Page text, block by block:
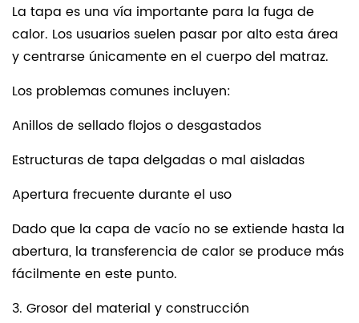
La tapa es una vía importante para la fuga de
calor. Los usuarios suelen pasar por alto esta área
y centrarse únicamente en el cuerpo del matraz.
Los problemas comunes incluyen:
Anillos de sellado flojos o desgastados
Estructuras de tapa delgadas o mal aisladas
Apertura frecuente durante el uso
Dado que la capa de vacío no se extiende hasta la
abertura, la transferencia de calor se produce más
fácilmente en este punto.
3. Grosor del material y construcción